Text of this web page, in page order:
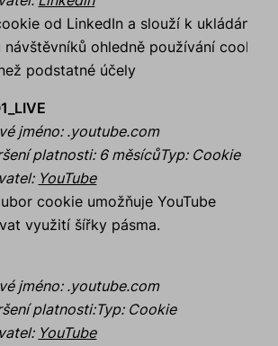
od LinkedIn a slouží k ukládání
návštěvníků ohledně používání cookies
podstatné účely
jméno: .youtube.com
platnosti: 6 měsícůTyp: Cookie
: YouTube
cookie umožňuje YouTube
využití šířky pásma.
jméno: .youtube.com
platnosti:Typ: Cookie
: YouTube